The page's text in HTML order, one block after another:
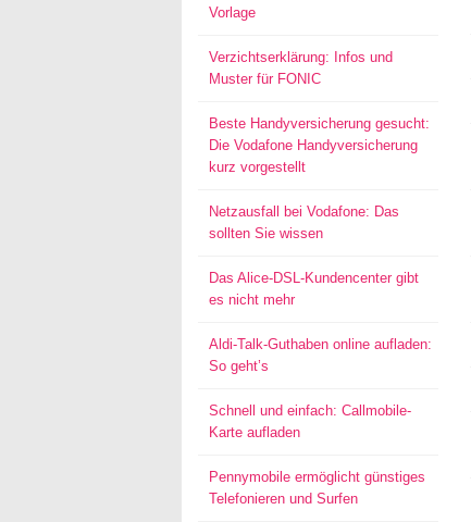
Vorlage
Verzichtserklärung: Infos und
Muster für FONIC
Beste Handyversicherung gesucht:
Die Vodafone Handyversicherung
kurz vorgestellt
Netzausfall bei Vodafone: Das
sollten Sie wissen
Das Alice-DSL-Kundencenter gibt
es nicht mehr
Aldi-Talk-Guthaben online aufladen:
So geht’s
Schnell und einfach: Callmobile-
Karte aufladen
Pennymobile ermöglicht günstiges
Telefonieren und Surfen